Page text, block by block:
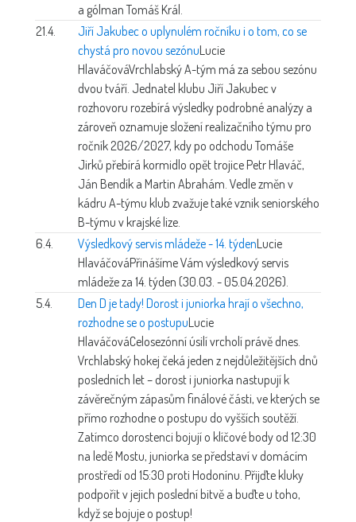
a gólman Tomáš Král.
21.4.
Jiří Jakubec o uplynulém ročníku i o tom, co se
chystá pro novou sezónuLucie
HlaváčováVrchlabský A-tým má za sebou sezónu
dvou tváří. Jednatel klubu Jiří Jakubec v
rozhovoru rozebírá výsledky podrobné analýzy a
zároveň oznamuje složení realizačního týmu pro
ročník 2026/2027, kdy po odchodu Tomáše
Jirků přebírá kormidlo opět trojice Petr Hlaváč,
Ján Bendík a Martin Abrahám. Vedle změn v
kádru A-týmu klub zvažuje také vznik seniorského
B-týmu v krajské lize.
6.4.
Výsledkový servis mládeže - 14. týdenLucie
HlaváčováPřinášíme Vám výsledkový servis
mládeže za 14. týden (30.03. - 05.04.2026).
5.4.
Den D je tady! Dorost i juniorka hrají o všechno,
rozhodne se o postupuLucie
HlaváčováCelosezónní úsilí vrcholí právě dnes.
Vrchlabský hokej čeká jeden z nejdůležitějších dnů
posledních let – dorost i juniorka nastupují k
závěrečným zápasům finálové části, ve kterých se
přímo rozhodne o postupu do vyšších soutěží.
Zatímco dorostenci bojují o klíčové body od 12:30
na ledě Mostu, juniorka se představí v domácím
prostředí od 15:30 proti Hodonínu. Přijďte kluky
podpořit v jejich poslední bitvě a buďte u toho,
když se bojuje o postup!